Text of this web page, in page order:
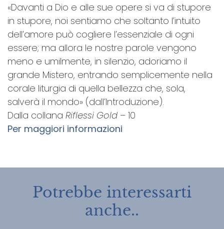
«Davanti a Dio e alle sue opere si va di stupore
in stupore, noi sentiamo che soltanto l’intuito
dell’amore può cogliere l’essenziale di ogni
essere; ma allora le nostre parole vengono
meno e umilmente, in silenzio, adoriamo il
grande Mistero, entrando semplicemente nella
corale liturgia di quella bellezza che, sola,
salverà il mondo» (dall’Introduzione).
Dalla collana Riflessi Gold – 10
Per maggiori informazioni
Potrebbe interessarti
anche..